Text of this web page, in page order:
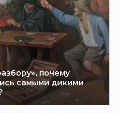
почему
самыми дикими